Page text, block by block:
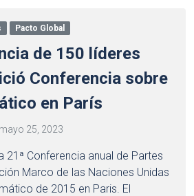
Pacto Global
de 150 líderes
Conferencia sobre
en París
mayo 25, 2023
21ª Conferencia anual de Partes
Marco de las Naciones Unidas
de 2015 en Paris. El